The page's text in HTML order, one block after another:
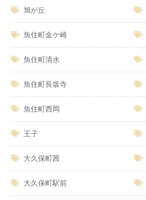
旭が丘
魚住町金ケ崎
魚住町清水
魚住町長坂寺
魚住町西岡
王子
大久保町茜
大久保町駅前